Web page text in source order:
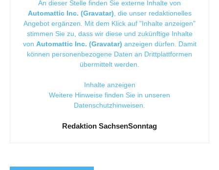
An dieser Stelle finden Sie externe Inhalte von
Automattic Inc. (Gravatar) , die unser redaktionelles
Angebot ergänzen. Mit dem Klick auf "Inhalte anzeigen"
stimmen Sie zu, dass wir diese und zukünftige Inhalte
von Automattic Inc. (Gravatar) anzeigen dürfen. Damit
können personenbezogene Daten an Drittplattformen
übermittelt werden.
Inhalte anzeigen
Weitere Hinweise finden Sie in unseren
Datenschutzhinweisen
Redaktion SachsenSonntag